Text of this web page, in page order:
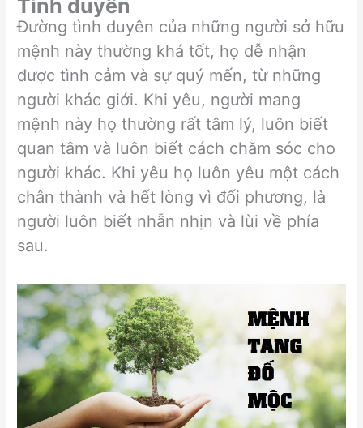
Tình duyên
Đường tình duyên của những người sở hữu
mệnh này thường khá tốt, họ dễ nhận
được tình cảm và sự quý mến, từ những
người khác giới. Khi yêu, người mang
mệnh này họ thường rất tâm lý, luôn biết
quan tâm và luôn biết cách chăm sóc cho
người khác. Khi yêu họ luôn yêu một cách
chân thành và hết lòng vì đối phương, là
người luôn biết nhẫn nhịn và lùi về phía
sau.